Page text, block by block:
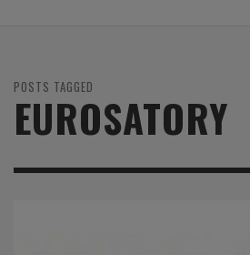
POSTS TAGGED
EUROSATORY